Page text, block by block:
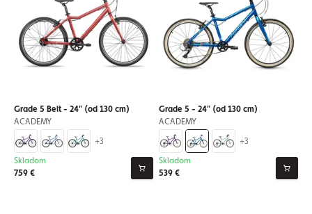
Grade 5 Belt - 24" (od 130 cm)
ACADEMY
+3
759 €
Skladom
Grade 5 - 24" (od 130 cm)
ACADEMY
+3
539 €
Skladom